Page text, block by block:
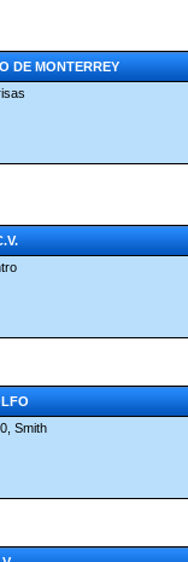
DE MONTERREY
Smith